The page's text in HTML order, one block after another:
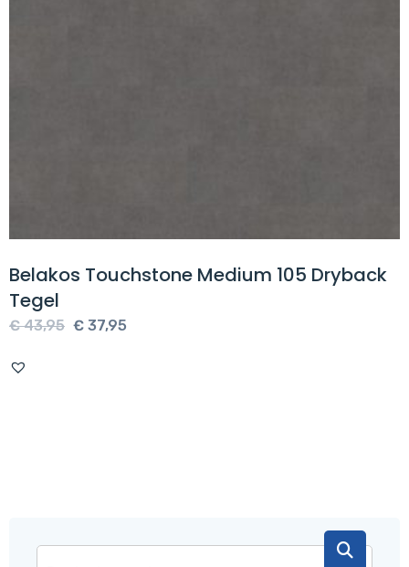
Belakos Touchstone Medium 105 Dryback
Tegel
€43,95 Oorspronkelijke
€ 37,95